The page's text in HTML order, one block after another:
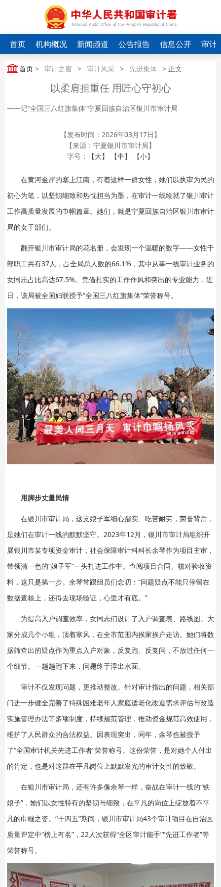
首页 机构概况 新闻频道 公告报告 信息公开 审计
首页 > 审计之窗 > 审计风采 > 先进集体 > 正文
以柔肩担重任 用匠心守初心
——记“全国三八红旗集体”宁夏回族自治区银川市审计局
【发布时间：2026年03月17日】
【来源：宁夏银川市审计局】
字号：
【大】 【中】 【小】
在黄河金岸的塞上江南，有着这样一群女性，她们以执审为民的
初心为笔，以坚韧细致和热忱担当为墨，在审计一线绘就了银川审计
工作高质量发展的巾帼篇章。她们，就是宁夏回族自治区银川市审计
局的女干部们。
翻开银川市审计局的花名册，会发现一个温暖的数字——女性干
部职工共有37人，占全局总人数的66.1%，其中从事一线审计业务的
女同志占比高达67.5%。凭借扎实的工作作风和突出的专业能力，近
日，该局被全国妇联授予“全国三八红旗集体”荣誉称号。
用脚步丈量民情
在银川市审计局，这支娘子军细心踏实、吃苦耐劳，荣誉背后，
是她们在审计一线的默默坚守。2023年12月，银川市审计局组织开
展银川市某专项资金审计，社会保障审计科科长余琴作为项目主审，
带领清一色的“娘子军”一头扎进工作中。查阅项目合同、核对验收资
料，这只是第一步。余琴常跟组员们念叨：“问题疑点不能只停留在
数据查核上，还得去现场验证，心里才有底。”
为提高入户调查效率，女同志们设计了入户调查表、路线图。大
家分成几个小组，顶着寒风，在全市范围内挨家挨户走访。她们将数
据筛查出的疑点作为重点入户对象，反复跑、反复问，不放过任何一
个细节。一趟趟跑下来，问题终于浮出水面。
审计不仅发现问题，更推动整改。针对审计指出的问题，相关部
门进一步健全完善了特殊困难老年人家庭适老化改造需求评估与改造
实施管理办法等多项制度，持续规范管理，推动资金规范高效使用，
维护了人民群众的合法权益。因表现突出，同年，余琴也被授予
了“全国审计机关先进工作者”荣誉称号。这份荣誉，是对她个人付出
的肯定，也是对这群在平凡岗位上默默发光的审计女性的致敬。
在银川市审计局，还有许多像余琴一样，奋战在审计一线的“铁
娘子”，她们以女性特有的坚韧与细致，在平凡的岗位上绽放着不平
凡的巾帼之姿。“十四五”期间，银川市审计局43个审计项目在自治区
质量评定中“榜上有名”，22人次获得“全区审计能手”“先进工作者”等
荣誉称号。